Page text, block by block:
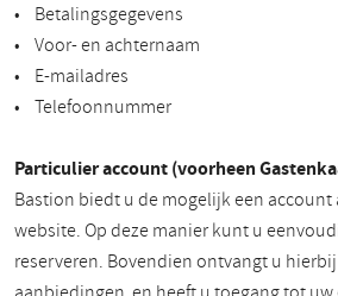
• Betalingsgegevens
• Voor- en achternaam
• E-mailadres
• Telefoonnummer
Particulier account (voorheen
Bastion biedt u de mogelijk een
website. Op deze manier kunt u
reserveren. Bovendien ontvangt u